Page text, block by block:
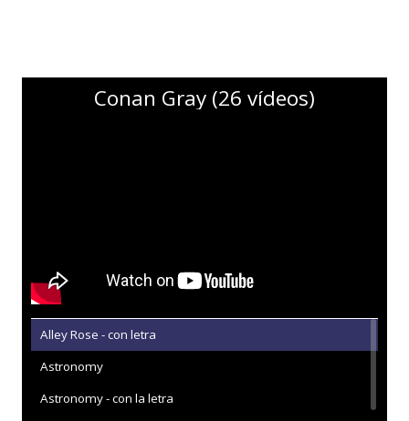
Conan Gray (26 vídeos)
Alley Rose - con letra
Astronomy
Astronomy - con la letra